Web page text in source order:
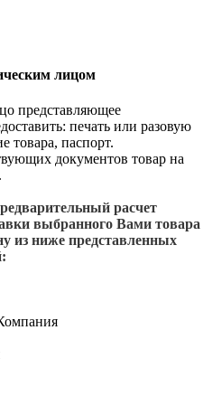
лицом
представляющее
печать или разовую
товара, паспорт.
документов товар на
расчет
выбранного Вами товара
из ниже представленных